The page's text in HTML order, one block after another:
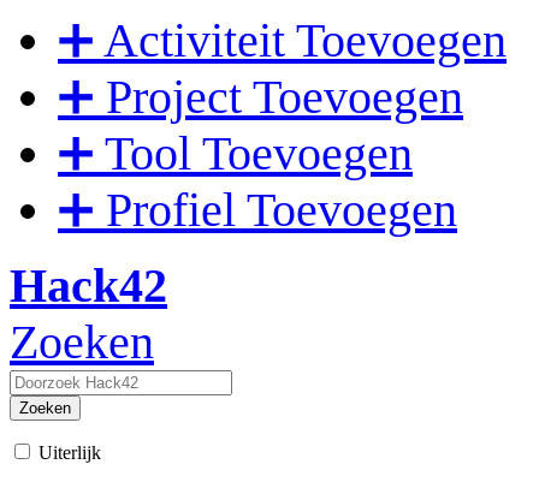
➕ Activiteit Toevoegen
➕ Project Toevoegen
➕ Tool Toevoegen
➕ Profiel Toevoegen
Hack42
Zoeken
Zoeken
Uiterlijk